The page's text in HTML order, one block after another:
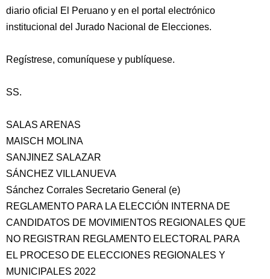
diario oficial El Peruano y en el portal electrónico
institucional del Jurado Nacional de Elecciones.
Regístrese, comuníquese y publíquese.
SS.
SALAS ARENAS
MAISCH MOLINA
SANJINEZ SALAZAR
SÁNCHEZ VILLANUEVA
Sánchez Corrales Secretario General (e)
REGLAMENTO PARA LA ELECCIÓN INTERNA DE
CANDIDATOS DE MOVIMIENTOS REGIONALES QUE
NO REGISTRAN REGLAMENTO ELECTORAL PARA
EL PROCESO DE ELECCIONES REGIONALES Y
MUNICIPALES 2022